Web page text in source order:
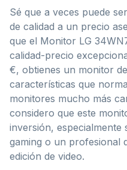
Sé que a veces puede
de calidad a un precio
que el Monitor LG
calidad-precio
€, obtienes un monitor
características que
monitores mucho más
considero que este
inversión, especialmente
gaming o un profesional
edición de video.